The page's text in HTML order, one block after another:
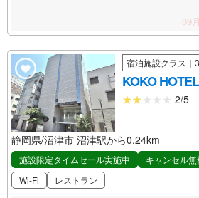
09
宿泊施設クラス｜3
KOKO
2/5
静岡県/沼津市 沼津駅から0.24km
施設限定タイムセール実施中
キャンセル無
Wi-Fi
レストラン